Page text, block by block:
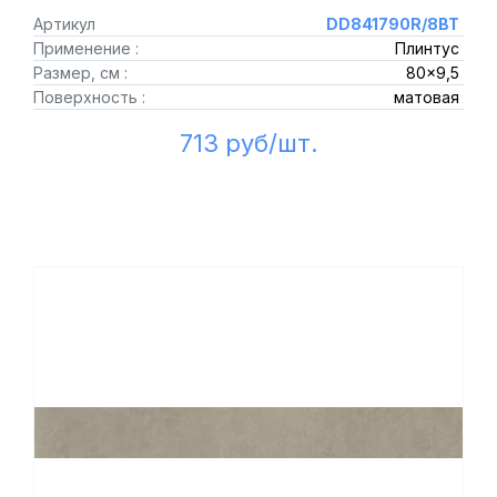
Артикул
DD841790R/8BT
Применение :
Плинтус
Размер, см :
80x9,5
Поверхность :
матовая
713 руб/шт.